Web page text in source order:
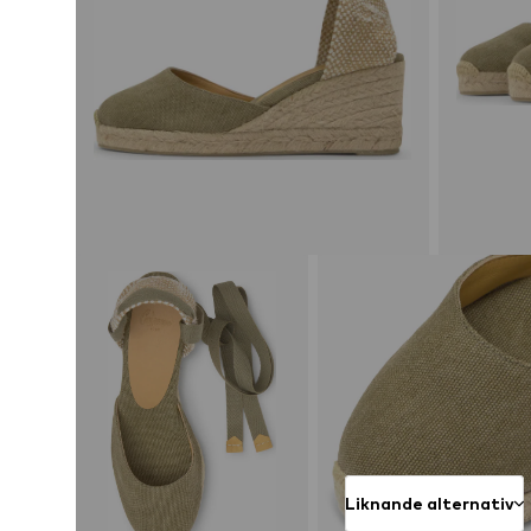
Liknande alternativ